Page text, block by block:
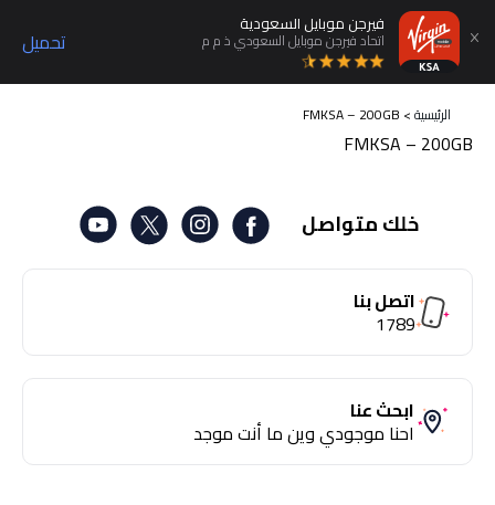
تحميل
فيرجن موبايل السعودية
اتحاد فيرجن موبايل السعودي ذ م م
الرئيسية>
FMKSA – 200GB
FMKSA – 200GB
خلك متواصل
اتصل بنا
1789
ابحث عنا
احنا موجودي وين ما أنت موجد